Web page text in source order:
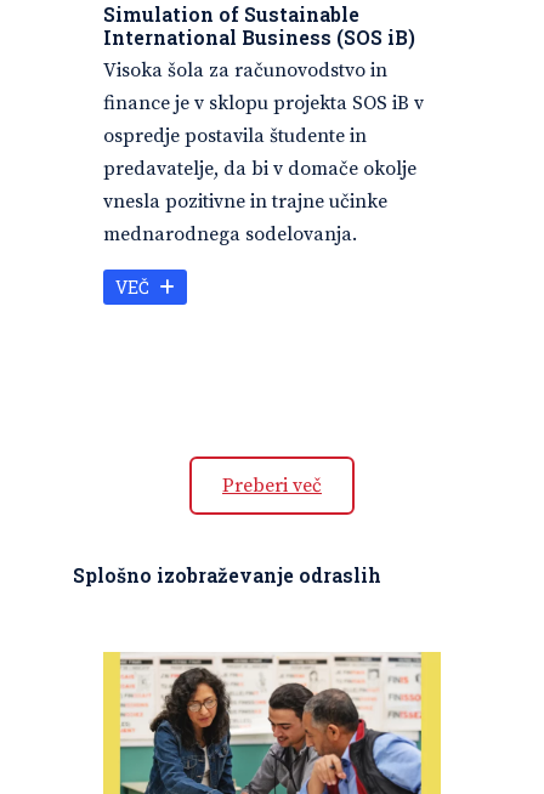
Simulation of Sustainable
International Business (SOS iB)
Visoka šola za računovodstvo in
finance je v sklopu projekta SOS iB v
ospredje postavila študente in
predavatelje, da bi v domače okolje
vnesla pozitivne in trajne učinke
mednarodnega sodelovanja.
VEČ
Preberi več
Splošno izobraževanje odraslih